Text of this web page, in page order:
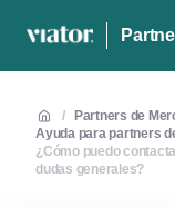
/ Partners de
Ayuda para partners
¿Cómo puedo
dudas generales?